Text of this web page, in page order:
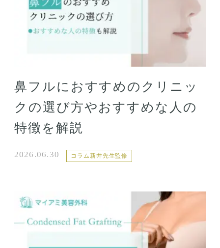
鼻フルにおすすめのクリニッ
クの選び方やおすすめな人の
特徴を解説
2026.06.30 コラム新井先生監修